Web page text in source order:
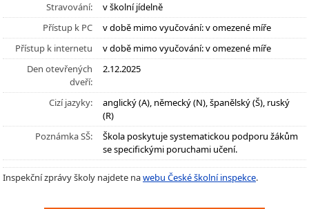
Stravování:
v školní jídelně
Přístup k PC
v době mimo vyučování: v omezené míře
Přístup k internetu
v době mimo vyučování: v omezené míře
Den otevřených
dveří:
2.12.2025
Cizí jazyky:
anglický (A), německý (N), španělský (Š), ruský
(R)
Poznámka SŠ:
Škola poskytuje systematickou podporu žákům
se specifickými poruchami učení.
Inspekční zprávy školy najdete nawebu České školní inspekce.